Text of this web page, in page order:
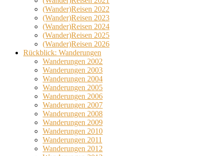
(Wander)Reisen 2022
(Wander)Reisen 2023
(Wander)Reisen 2024
(Wander)Reisen 2025
(Wander)Reisen 2026
Rückblick: Wanderungen
Wanderungen 2002
Wanderungen 2003
Wanderungen 2004
Wanderungen 2005
Wanderungen 2006
Wanderungen 2007
Wanderungen 2008
Wanderungen 2009
Wanderungen 2010
Wanderungen 2011
Wanderungen 2012